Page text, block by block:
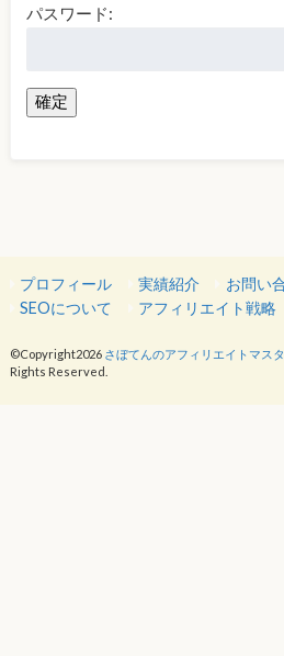
パスワード:
プロフィール 実績紹介 お問い
SEOについて
アフィリエイト戦略
©Copyright2026 さぼてんのアフィリエイトマス
Rights Reserved.